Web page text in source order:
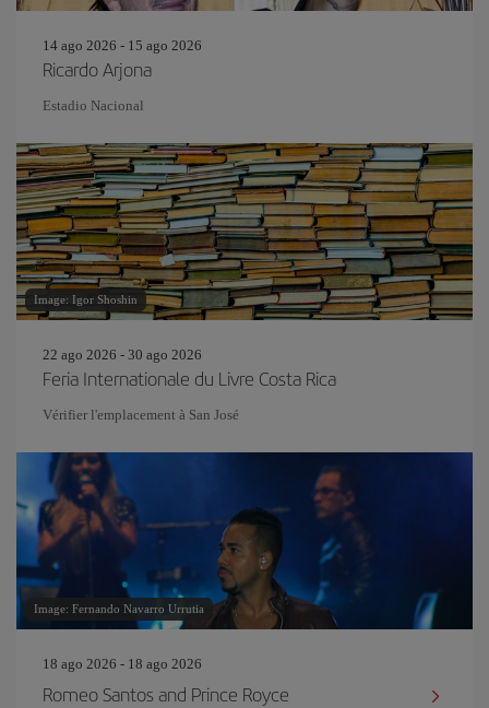
14 ago 2026 - 15 ago 2026
Ricardo Arjona
Estadio Nacional
Image: Igor Shoshin
22 ago 2026 - 30 ago 2026
Feria Internationale du Livre Costa Rica
Vérifier l'emplacement à San José
Image: Fernando Navarro Urrutia
18 ago 2026 - 18 ago 2026
Romeo Santos and Prince Royce